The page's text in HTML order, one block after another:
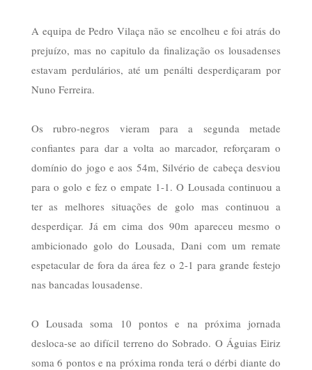
A equipa de Pedro Vilaça não se encolheu e foi atrás do
prejuízo, mas no capitulo da finalização os lousadenses
estavam perdulários, até um penálti desperdiçaram por
Nuno Ferreira.
Os rubro-negros vieram para a segunda metade
confiantes para dar a volta ao marcador, reforçaram o
domínio do jogo e aos 54m, Silvério de cabeça desviou
para o golo e fez o empate 1-1. O Lousada continuou a
ter as melhores situações de golo mas continuou a
desperdiçar. Já em cima dos 90m apareceu mesmo o
ambicionado golo do Lousada, Dani com um remate
espetacular de fora da área fez o 2-1 para grande festejo
nas bancadas lousadense.
O Lousada soma 10 pontos e na próxima jornada
desloca-se ao difícil terreno do Sobrado. O Águias Eiriz
soma 6 pontos e na próxima ronda terá o dérbi diante do